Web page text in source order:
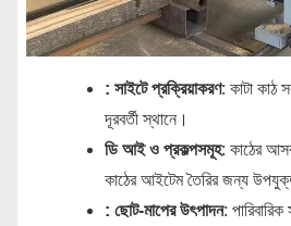
: সাইটে প্রক্রিয়াকরণ: কাটা কাঠ
দূরবর্তী স্থানে।
ডি আই ও প্রকল্পসমূহ: কাঠের
কাঠের আইটেম তৈরির জন্য
: ছোট-মাপের উৎপাদন: